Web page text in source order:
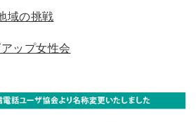
域の挑戦
ップ女性会